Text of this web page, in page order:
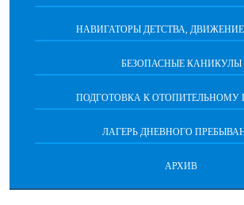
НАВИГАТОРЫ ДЕТСТВА,
БЕЗОПАСНЫЕ КАНИКУЛЫ
ПОДГОТОВКА К ОТОПИТЕЛЬНОМУ
ЛАГЕРЬ ДНЕВНОГО
АРХИВ